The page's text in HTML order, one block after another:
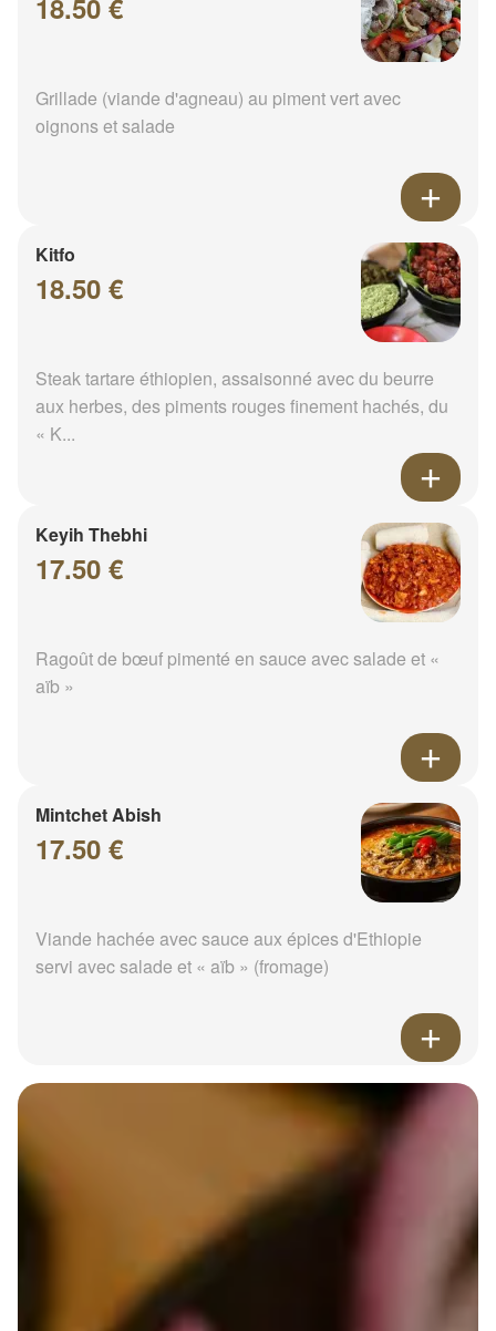
18.50 €
Grillade (viande d'agneau) au piment vert avec
oignons et salade
Kitfo
18.50 €
Steak tartare éthiopien, assaisonné avec du beurre
aux herbes, des piments rouges finement hachés, du
« K...
Keyih Thebhi
17.50 €
Ragoût de bœuf pimenté en sauce avec salade et «
aïb »
Mintchet Abish
17.50 €
Viande hachée avec sauce aux épices d'Ethiopie
servi avec salade et « aïb » (fromage)